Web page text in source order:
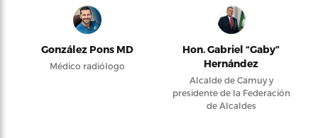
González Pons MD
Médico radiólogo
Hon. Gabriel “Gaby”
Hernández
Alcalde de Camuy y
presidente de la Federación
de Alcaldes